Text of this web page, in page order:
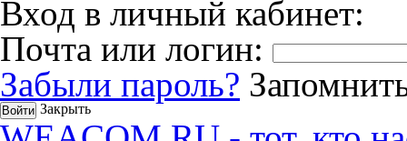
Вход в личный кабинет:
Почта или логин:
Забыли пароль?
Закрыть